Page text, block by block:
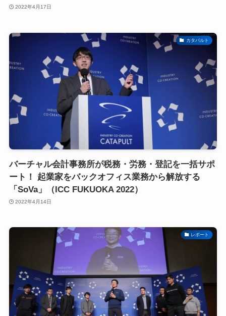
2022年4月17日
カタパルト
バーチャル会計事務所が税務・労務・登記を一括サポ
ート！ 起業家をバックオフィス業務から解放する
「SoVa」（ICC FUKUOKA 2022）
2022年4月14日
レポート